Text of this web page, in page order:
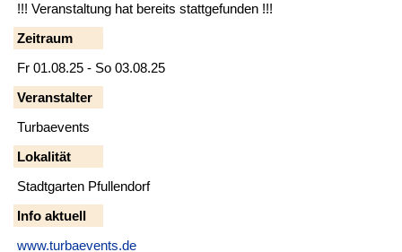
!!! Veranstaltung hat bereits stattgefunden !!!
Zeitraum
Fr 01.08.25 - So 03.08.25
Veranstalter
Turbaevents
Lokalität
Stadtgarten Pfullendorf
Info aktuell
www.turbaevents.de